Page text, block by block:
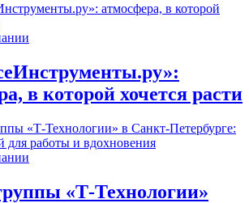
в которой хочется расти
«Т-Технологии»